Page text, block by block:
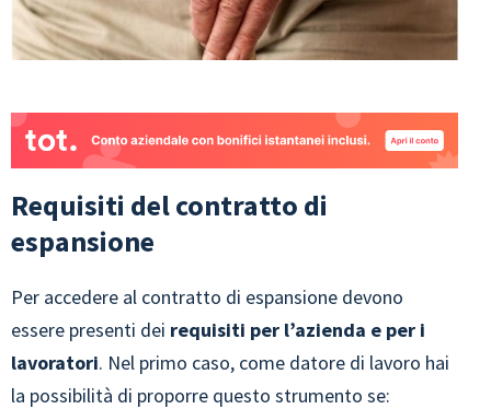
Requisiti del contratto di
espansione
Per accedere al contratto di espansione devono
essere presenti dei requisiti per l’azienda e per i
lavoratori. Nel primo caso, come datore di lavoro hai
la possibilità di proporre questo strumento se: